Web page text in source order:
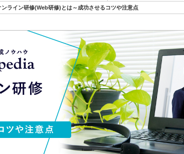
ンライン研修(Web研修)とは～成功させるコツや注意点